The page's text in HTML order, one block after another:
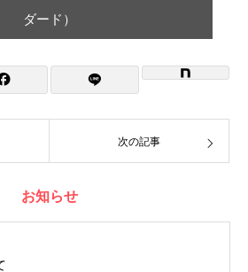
ダード）
次の記事
お知らせ